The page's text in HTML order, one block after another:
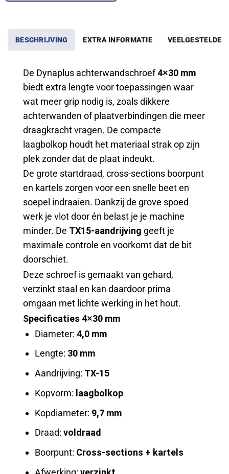
BESCHRIJVING EXTRA INFORMATIE VEELGESTELDE
De Dynaplus achterwandschroef4×30 mm
biedt extra lengte voor toepassingen waar
wat meer grip nodig is, zoals dikkere
achterwanden of plaatverbindingen die meer
draagkracht vragen. De compacte
laagbolkop houdt het materiaal strak op zijn
plek zonder dat de plaat indeukt.
De grote startdraad, cross-sections boorpunt
en kartels zorgen voor een snelle beet en
soepel indraaien. Dankzij de grove spoed
werk je vlot door én belast je je machine
minder. De TX15-aandrijving geeft je
maximale controle en voorkomt dat de bit
doorschiet.
Deze schroef is gemaakt van gehard,
verzinkt staal en kan daardoor prima
omgaan met lichte werking in het hout.
Specificaties 4×30 mm
Diameter:4,0 mm
Lengte: 30 mm
Aandrijving: TX-15
Kopvorm: laagbolkop
Kopdiameter: 9,7 mm
Draad:voldraad
Boorpunt: Cross-sections + kartels